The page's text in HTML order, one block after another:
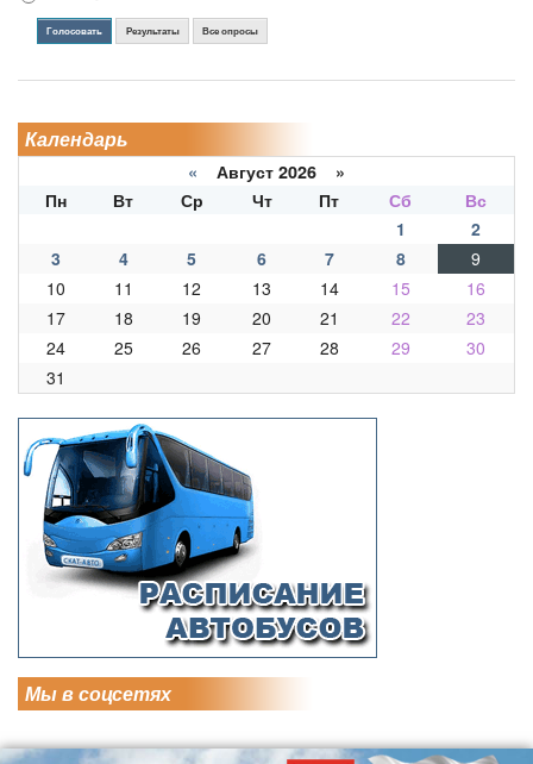
Голосовать Результаты Все опросы
Календарь
« Август 2026 »
Пн
Вт Ср Чт Пт Сб
Вс
1
2
3
4 5 6 7 8
9
10
11 12 13 14 15
16
17
18 19 20 21 22
23
24
25 26 27 28 29
30
31
Мы в соцсетях